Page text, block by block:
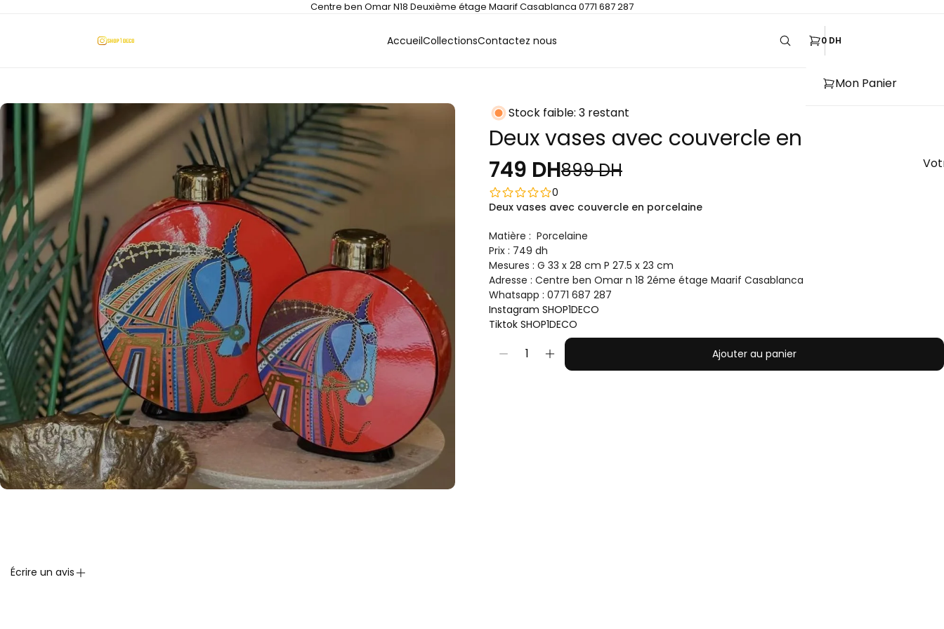
Centre ben Omar N18 Deuxième étage Maarif Casablanca 0771 687 287
AccueilCollectionsContactez nous 0 DH
Mon Panier
Stock faible: 3 restant
Deux vases avec couvercle en porcelaine
749 DH899 DH
0
Deux vases avec couvercle en porcelaine
Matière : Porcelaine
Prix : 749 dh
Mesures : G 33 x 28 cm P 27.5 x 23 cm
Adresse : Centre ben Omar n 18 2éme étage Maarif Casablanca
Whatsapp : 0771 687 287
Instagram SHOP1DECO
Tiktok SHOP1DECO
1
Écrire un avis